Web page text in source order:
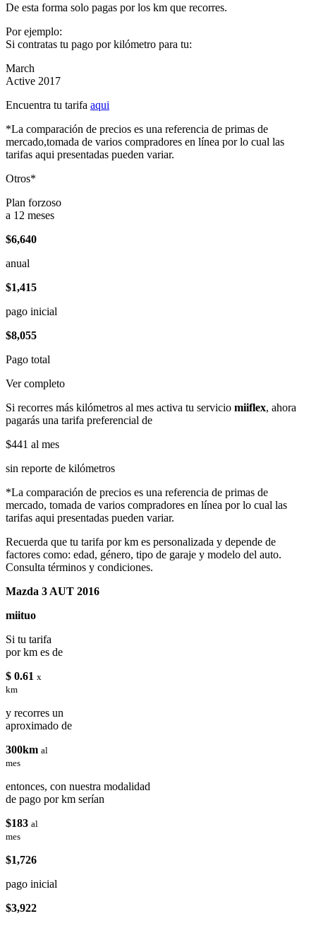
De esta forma solo pagas por los km que recorres.
Por ejemplo:
Si contratas tu pago por kilómetro para tu:
March
Active 2017
Encuentra tu tarifa aqui
*La comparación de precios es una referencia de primas de
mercado,tomada de varios compradores en línea por lo cual las
tarifas aqui presentadas pueden variar.
Otros*
Plan forzoso
a 12 meses
$6,640
anual
$1,415
pago inicial
$8,055
Pago total
Ver completo
Si recorres más kilómetros al mes activa tu servicio miiflex, ahora
pagarás una tarifa preferencial de
$441 al mes
sin reporte de kilómetros
*La comparación de precios es una referencia de primas de
mercado, tomada de varios compradores en línea por lo cual las
tarifas aqui presentadas pueden variar.
Recuerda que tu tarifa por km es personalizada y depende de
factores como: edad, género, tipo de garaje y modelo del auto.
Consulta términos y condiciones.
Mazda 3 AUT 2016
miituo
Si tu tarifa
por km es de
$ 0.61 x
km
y recorres un
aproximado de
300km al
mes
entonces, con nuestra modalidad
de pago por km serían
$183 al
mes
$1,726
pago inicial
$3,922